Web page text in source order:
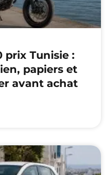
prix Tunisie :
papiers et
avant achat